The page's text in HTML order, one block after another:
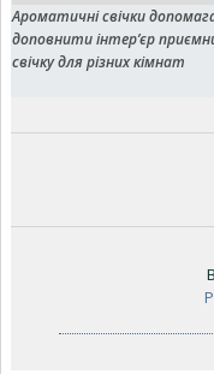
Ароматичні свічки
доповнити інтер’єр
свічку для різних кімнат